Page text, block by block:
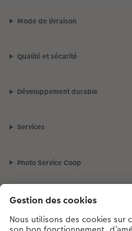
Mode de livraison
Qualité et sécurité
Développement durable
Services
Photo Service Coop
Assortiment